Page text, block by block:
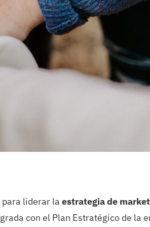
para liderar la estrategia de
con el Plan Estratégico de la